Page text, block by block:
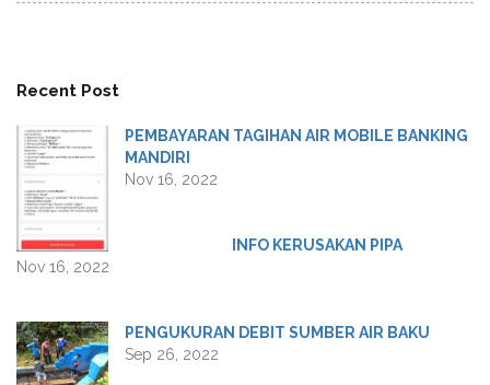
Recent Post
PEMBAYARAN TAGIHAN AIR MOBILE BANKING
MANDIRI
Nov 16, 2022
INFO KERUSAKAN PIPA
Nov 16, 2022
PENGUKURAN DEBIT SUMBER AIR BAKU
Sep 26, 2022